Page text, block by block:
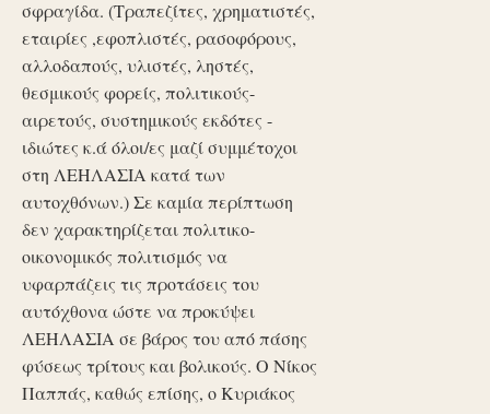
σφραγίδα. (Τραπεζίτες, χρηματιστές,
εταιρίες ,εφοπλιστές, ρασοφόρους,
αλλοδαπούς, υλιστές, ληστές,
θεσμικούς φορείς, πολιτικούς-
αιρετούς, συστημικούς εκδότες -
ιδιώτες κ.ά όλοι/ες μαζί συμμέτοχοι
στη ΛΕΗΛΑΣΙΑ κατά των
αυτοχθόνων.) Σε καμία περίπτωση
δεν χαρακτηρίζεται πολιτικο-
οικονομικός πολιτισμός να
υφαρπάζεις τις προτάσεις του
αυτόχθονα ώστε να προκύψει
ΛΕΗΛΑΣΙΑ σε βάρος του από πάσης
φύσεως τρίτους και βολικούς. Ο Νίκος
Παππάς, καθώς επίσης, ο Κυριάκος